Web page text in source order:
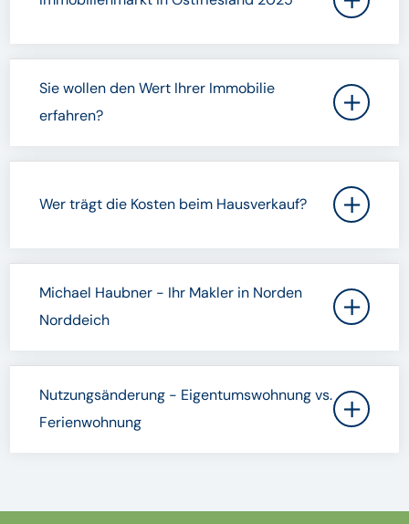
Sie wollen den Wert Ihrer Immobilie
erfahren?
Wer trägt die Kosten beim Hausverkauf?
Michael Haubner - Ihr Makler in Norden
Norddeich
Nutzungsänderung - Eigentumswohnung vs.
Ferienwohnung